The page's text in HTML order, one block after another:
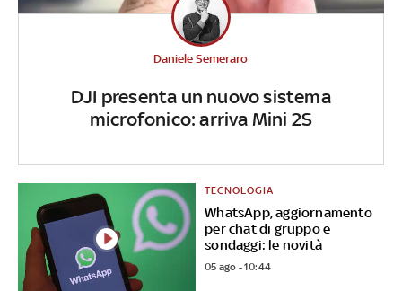
DJI presenta un nuovo sistema
microfonico: arriva Mini 2S
Daniele Semeraro
WhatsApp, aggiornamento
per chat di gruppo e
sondaggi: le novità
TECNOLOGIA
05 ago - 10:44